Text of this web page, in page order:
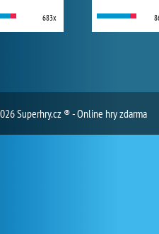
683x
Superhry.cz ® - Online hry zdarma